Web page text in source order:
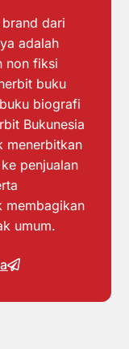
dari
adalah
non fiksi
buku
biografi
Bukunesia
menerbitkan
penjualan
membagikan
umum.